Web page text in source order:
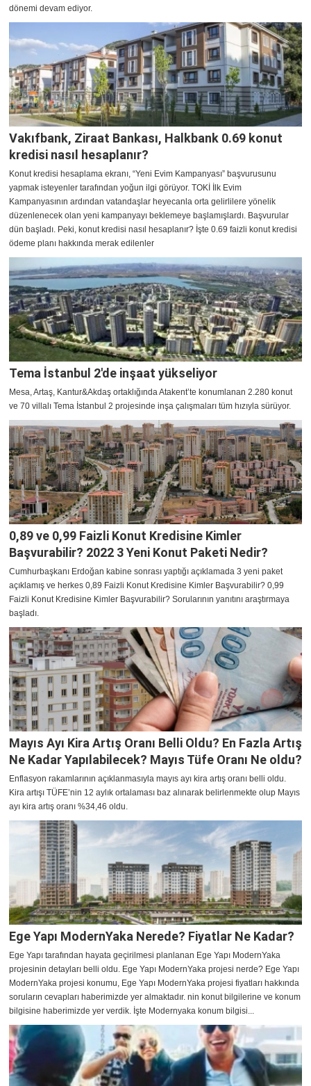
dönemi devam ediyor.
Vakıfbank, Ziraat Bankası, Halkbank 0.69 konut
kredisi nasıl hesaplanır?
Konut kredisi hesaplama ekranı, “Yeni Evim Kampanyası” başvurusunu
yapmak isteyenler tarafından yoğun ilgi görüyor. TOKİ İlk Evim
Kampanyasının ardından vatandaşlar heyecanla orta gelirlilere yönelik
düzenlenecek olan yeni kampanyayı beklemeye başlamışlardı. Başvurular
dün başladı. Peki, konut kredisi nasıl hesaplanır? İşte 0.69 faizli konut kredisi
ödeme planı hakkında merak edilenler
Tema İstanbul 2'de inşaat yükseliyor
Mesa, Artaş, Kantur&Akdaş ortaklığında Atakent’te konumlanan 2.280 konut
ve 70 villalı Tema İstanbul 2 projesinde inşa çalışmaları tüm hızıyla sürüyor.
0,89 ve 0,99 Faizli Konut Kredisine Kimler
Başvurabilir? 2022 3 Yeni Konut Paketi Nedir?
Cumhurbaşkanı Erdoğan kabine sonrası yaptığı açıklamada 3 yeni paket
açıklamış ve herkes 0,89 Faizli Konut Kredisine Kimler Başvurabilir? 0,99
Faizli Konut Kredisine Kimler Başvurabilir? Sorularının yanıtını araştırmaya
başladı.
Mayıs Ayı Kira Artış Oranı Belli Oldu? En Fazla Artış
Ne Kadar Yapılabilecek? Mayıs Tüfe Oranı Ne oldu?
Enflasyon rakamlarının açıklanmasıyla mayıs ayı kira artış oranı belli oldu.
Kira artışı TÜFE’nin 12 aylık ortalaması baz alınarak belirlenmekte olup Mayıs
ayı kira artış oranı %34,46 oldu.
Ege Yapı ModernYaka Nerede? Fiyatlar Ne Kadar?
Ege Yapı tarafından hayata geçirilmesi planlanan Ege Yapı ModernYaka
projesinin detayları belli oldu. Ege Yapı ModernYaka projesi nerde? Ege Yapı
ModernYaka projesi konumu, Ege Yapı ModernYaka projesi fiyatları hakkında
soruların cevapları haberimizde yer almaktadır. nin konut bilgilerine ve konum
bilgisine haberimizde yer verdik. İşte Modernyaka konum bilgisi...